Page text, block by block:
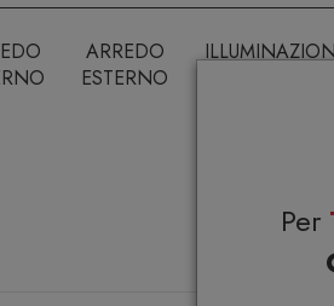
Per
ARREDO
ESTERNO